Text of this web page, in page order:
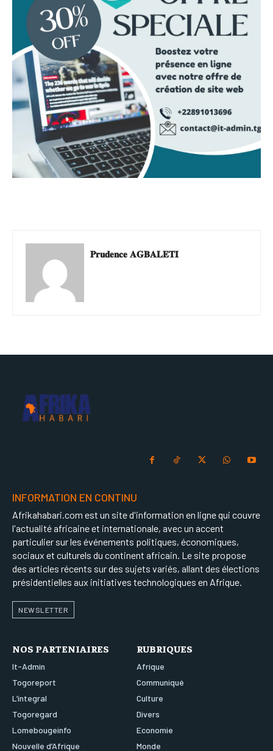
𝐏𝐫𝐮𝐝𝐞𝐧𝐜𝐞 𝐀𝐆𝐁𝐀𝐋𝐄𝐓𝐈
INFORMATION EN CONTINU
Afrikahabari.com est un site d'information en ligne qui couvre
l'actualité africaine et internationale, avec un accent
particulier sur les événements politiques, économiques,
sociaux et culturels du continent africain. Le site propose
des articles récents sur des sujets variés, allant des élections
présidentielles aux initiatives technologiques en Afrique.
NEWSLETTER
NOS PARTENIAIRES
It-Admin
Togoreport
L’integral
Togoregard
Lomebougeinfo
Nouvelle d’Afrique
RUBRIQUES
Afrique
Communiqué
Culture
Divers
Economie
Monde